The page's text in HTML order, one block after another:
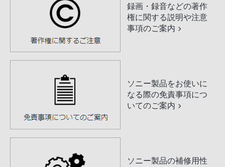
録画・録音などの著作
権に関する説明や注意
事項のご案内
ソニー製品をお使いに
なる際の免責事項につ
いてのご案内
ソニー製品の補修用性